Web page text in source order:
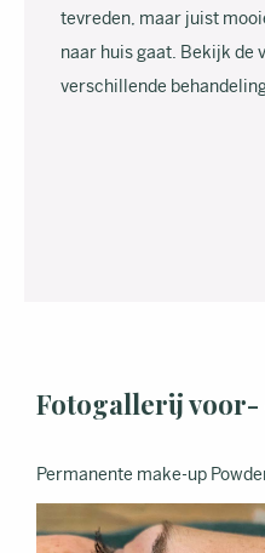
tevreden, maar juist
naar huis gaat. Bekijk de
verschillende
Fotogallerij voor-
Permanente make-up